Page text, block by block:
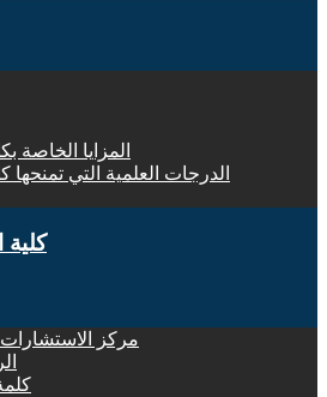
المزايا الخاصة
الدرجات العلمية التي تمنحها
مركز الاستشارات